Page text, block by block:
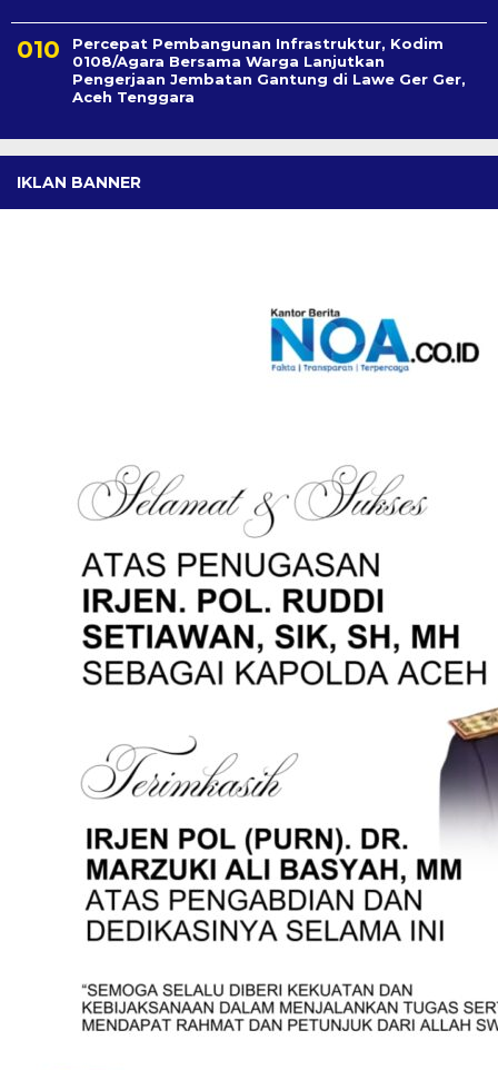
Percepat Pembangunan Infrastruktur, Kodim
0108/Agara Bersama Warga Lanjutkan
Pengerjaan Jembatan Gantung di Lawe Ger Ger,
Aceh Tenggara
IKLAN BANNER